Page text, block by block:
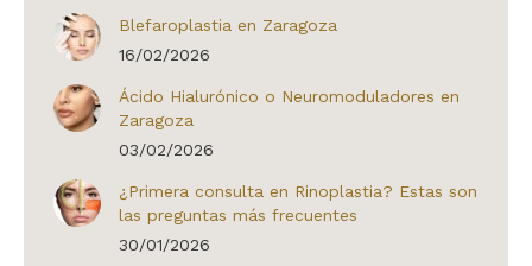
Blefaroplastia en Zaragoza
16/02/2026
Ácido Hialurónico o Neuromoduladores en
Zaragoza
03/02/2026
¿Primera consulta en Rinoplastia? Estas son
las preguntas más frecuentes
30/01/2026